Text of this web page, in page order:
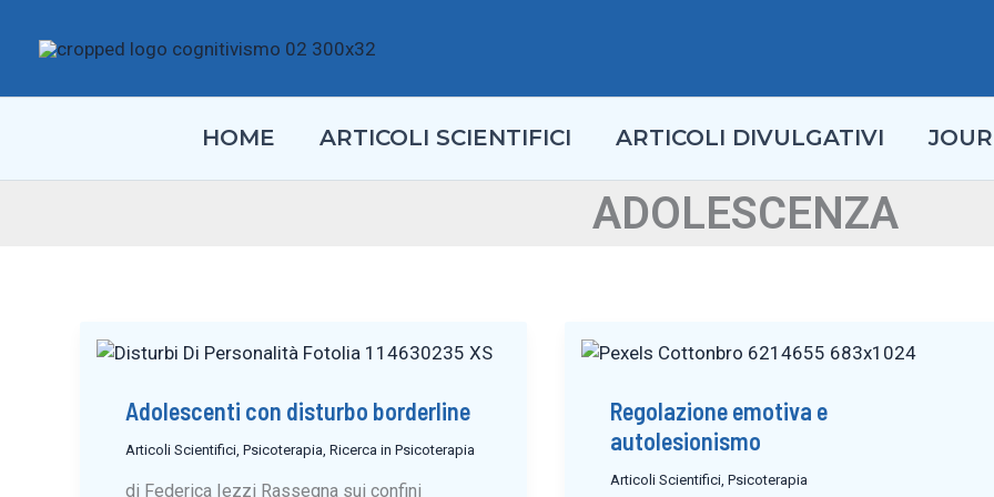
HOME ARTICOLI SCIENTIFICI ARTICOLI DIVULGATIVI
ADOLESCENZA
Adolescenti con disturbo borderline
Articoli Scientifici, Psicoterapia Ricerca in Psicoterapia
di Federica Iezzi Rassegna sui confini
Regolazione emotiva e
autolesionismo
Articoli Scientifici, Psicoterapia